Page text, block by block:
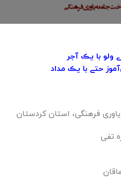
ولو با یڪ آجر
حتے با یڪ مداد
فرهنگی، استان کردستان
تفی